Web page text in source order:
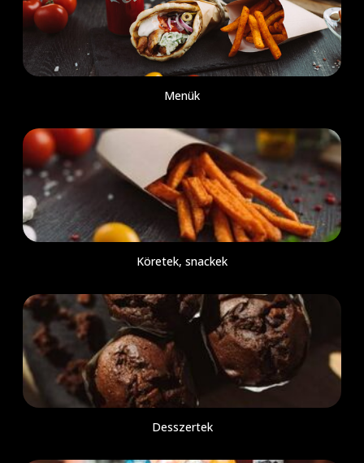
Menük
Köretek, snackek
Desszertek